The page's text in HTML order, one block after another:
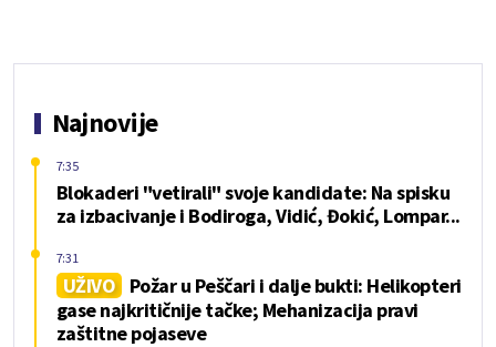
Najnovije
Blokaderi "vetirali" svoje kandidate: Na spisku
za izbacivanje i Bodiroga, Vidić, Đokić, Lompar...
7:35
UŽIVO
Požar u Peščari i dalje bukti: Helikopteri
gase najkritičnije tačke; Mehanizacija pravi
zaštitne pojaseve
7:31